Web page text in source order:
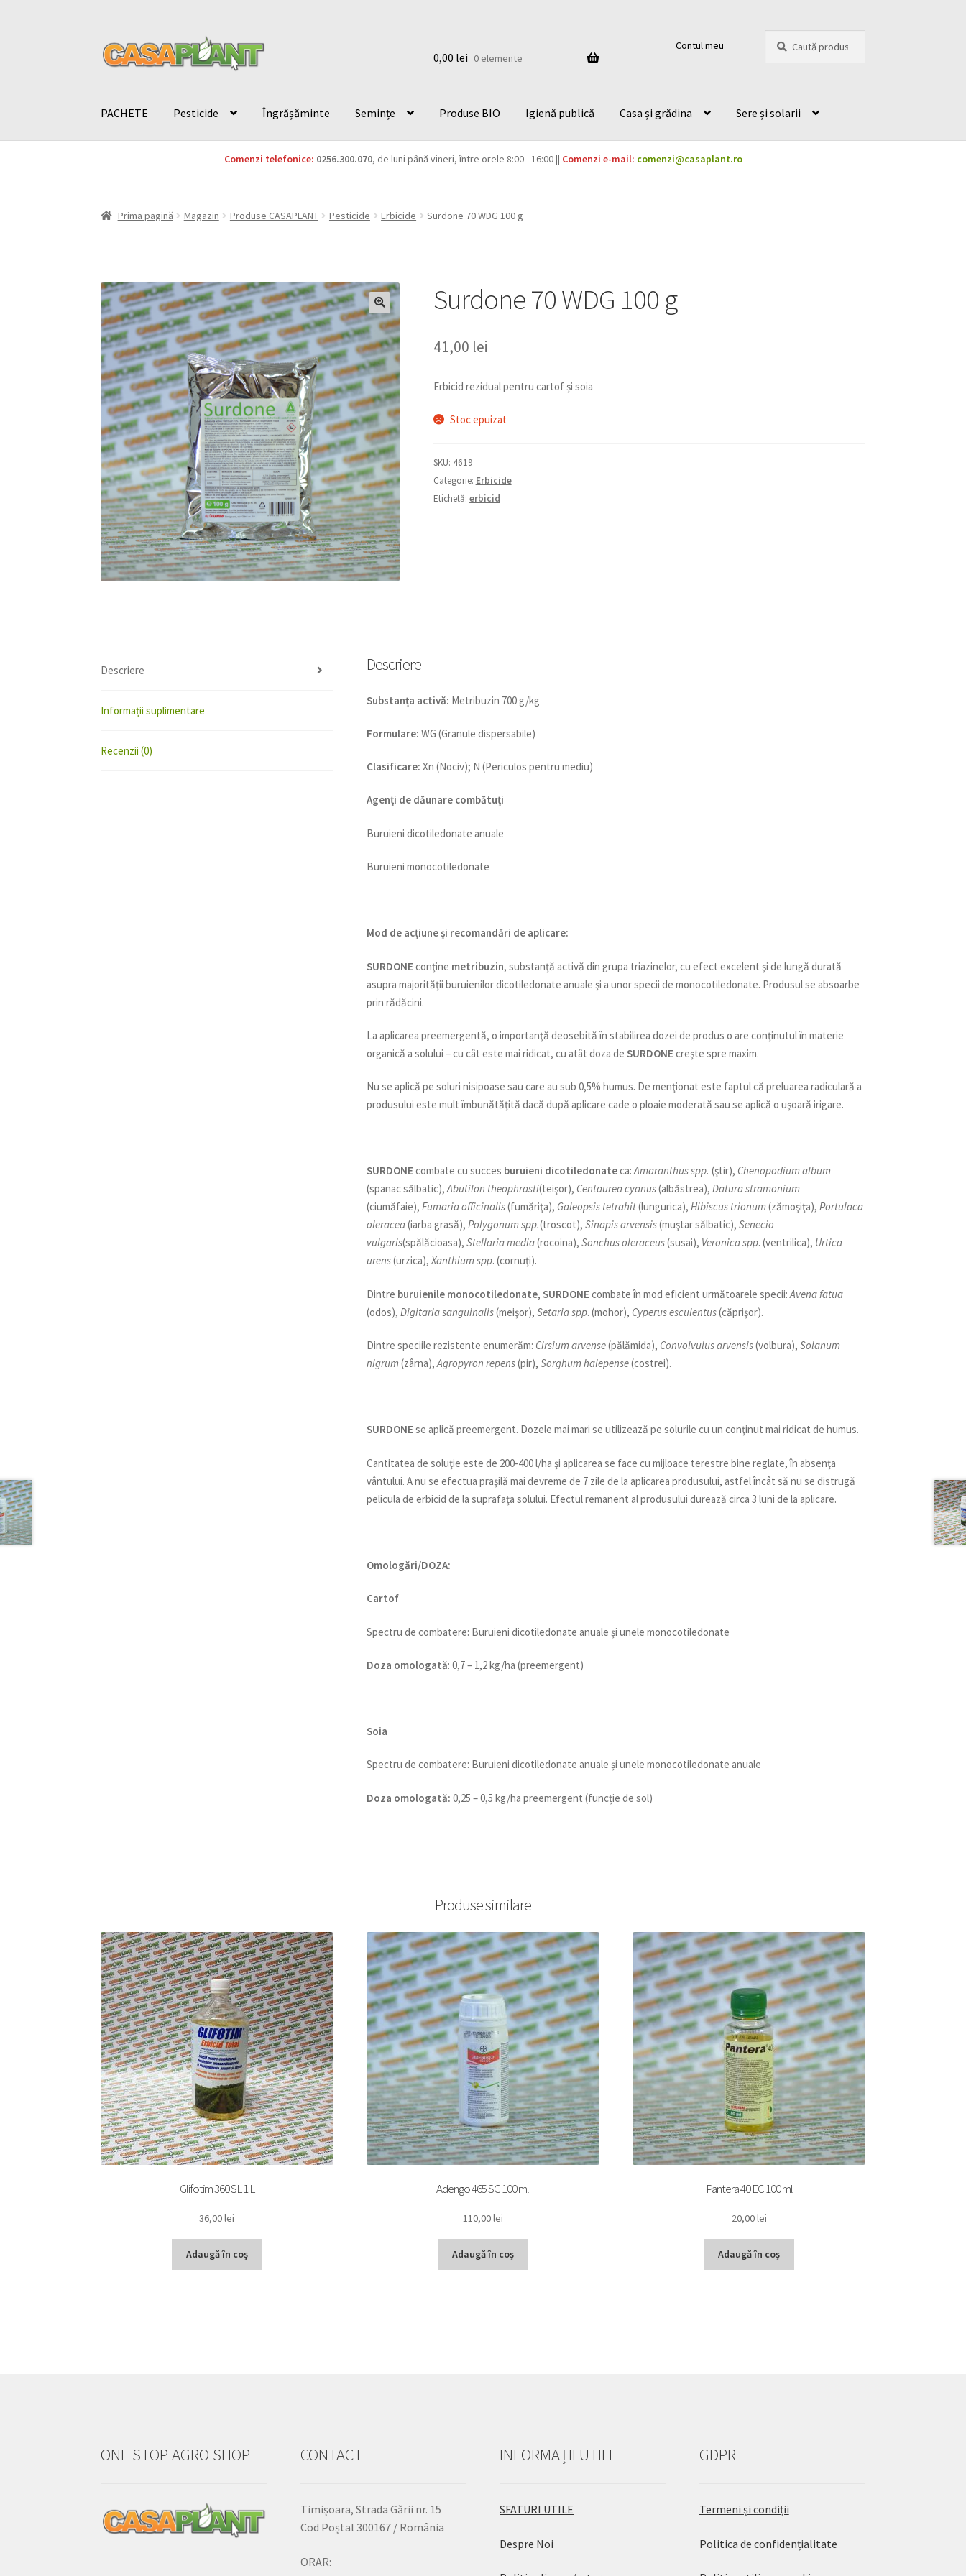
0,00 lei 0 elemente
Contul meu
după:
PACHETE Pesticide Îngrășăminte Semințe Produse BIO Igienă publică Casa și grădina Sere și solarii
Comenzi telefonice: 0256.300.070, de luni până vineri, între orele 8:00 - 16:00 || Comenzi e-mail: comenzi@casaplant.ro
Prima pagină Magazin Produse CASAPLANT Pesticide Erbicide Surdone 70 WDG 100 g
Surdone 70 WDG 100 g
41,00 lei
Erbicid rezidual pentru cartof și soia
Stoc epuizat
SKU: 4619
Categorie: Erbicide
Etichetă: erbicid
Descriere
Informații suplimentare
Recenzii (0)
Descriere
Substanța activă: Metribuzin 700 g/kg
Formulare: WG (Granule dispersabile)
Clasificare: Xn (Nociv); N (Periculos pentru mediu)
Agenți de dăunare combătuți
Buruieni dicotiledonate anuale
Buruieni monocotiledonate
Mod de acțiune și recomandări de aplicare:
SURDONE conţine metribuzin, substanţă activă din grupa triazinelor, cu efect excelent şi de lungă durată
asupra majorităţii buruienilor dicotiledonate anuale şi a unor specii de monocotiledonate. Produsul se absoarbe
prin rădăcini.
La aplicarea preemergentă, o importanţă deosebită în stabilirea dozei de produs o are conţinutul în materie
organică a solului – cu cât este mai ridicat, cu atât doza deSURDONE creşte spre maxim.
Nu se aplică pe soluri nisipoase sau care au sub 0,5% humus. De menţionat este faptul că preluarea radiculară a
produsului este mult îmbunătăţită dacă după aplicare cade o ploaie moderată sau se aplică o uşoară irigare.
SURDONE combate cu succes buruieni dicotiledonateca:Amaranthus spp. (ştir), Chenopodium album
(spanac sălbatic),Abutilon theophrasti(teişor), Centaurea cyanus(albăstrea),Datura stramonium
(ciumăfaie),Fumaria officinalis(fumăriţa), Galeopsis tetrahit(lungurica),Hibiscus trionum (zămoşiţa),Portulaca
oleracea(iarba grasă),Polygonum spp.(troscot),Sinapis arvensis(muştar sălbatic),Senecio
vulgaris(spălăcioasa),Stellaria media(rocoina),Sonchus oleraceus(susai), Veronica spp. (ventrilica), Urtica
urens(urzica),Xanthium spp. (cornuţi).
Dintre buruienile monocotiledonate,SURDONE combate în mod eficient următoarele specii:Avena fatua
(odos),Digitaria sanguinalis(meişor),Setaria spp. (mohor), Cyperus esculentus(căprişor).
Dintre speciile rezistente enumerăm: Cirsium arvense(pălămida), Convolvulus arvensis(volbura),Solanum
nigrum (zârna),Agropyron repens(pir),Sorghum halepense(costrei).
SURDONE se aplică preemergent. Dozele mai mari se utilizează pe solurile cu un conţinut mai ridicat de humus.
Cantitatea de soluţie este de 200-400 l/ha şi aplicarea se face cu mijloace terestre bine reglate, în absenţa
vântului. A nu se efectua praşilă mai devreme de 7 zile de la aplicarea produsului, astfel încât să nu se distrugă
pelicula de erbicid de la suprafaţa solului. Efectul remanent al produsului durează circa 3 luni de la aplicare.
Omologări/DOZA:
Cartof
Spectru de combatere: Buruieni dicotiledonate anuale şi unele monocotiledonate
Doza omologată: 0,7 – 1,2 kg/ha (preemergent)
Soia
Spectru de combatere: Buruieni dicotiledonate anuale și unele monocotiledonate anuale
Doza omologată:0,25 – 0,5 kg/ha preemergent (funcție de sol)
Produse similare
Glifotim 360 SL 1 L
36,00lei
Adaugă în coș
Adengo 465 SC 100 ml
110,00lei
Adaugă în coș
Pantera 40 EC 100 ml
20,00lei
Adaugă în coș
ONE STOP AGRO SHOP CONTACT
Timișoara, Strada Gării nr. 15
Cod Poștal 300167 / România
ORAR:
INFORMAȚII UTILE
SFATURI UTILE
Despre Noi
GDPR
Termeni și condiții
Politica de confidențialitate